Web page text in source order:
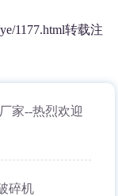
1177.html转载注
家--热烈欢迎
碎机